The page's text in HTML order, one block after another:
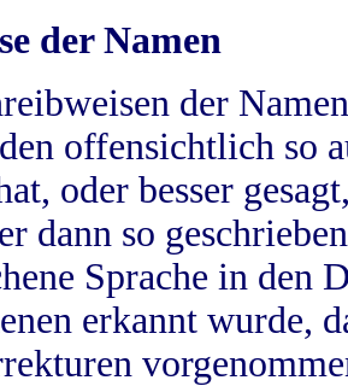
der Namen
der
offensichtlich so
oder besser
dann so
Sprache in
erkannt wurde,